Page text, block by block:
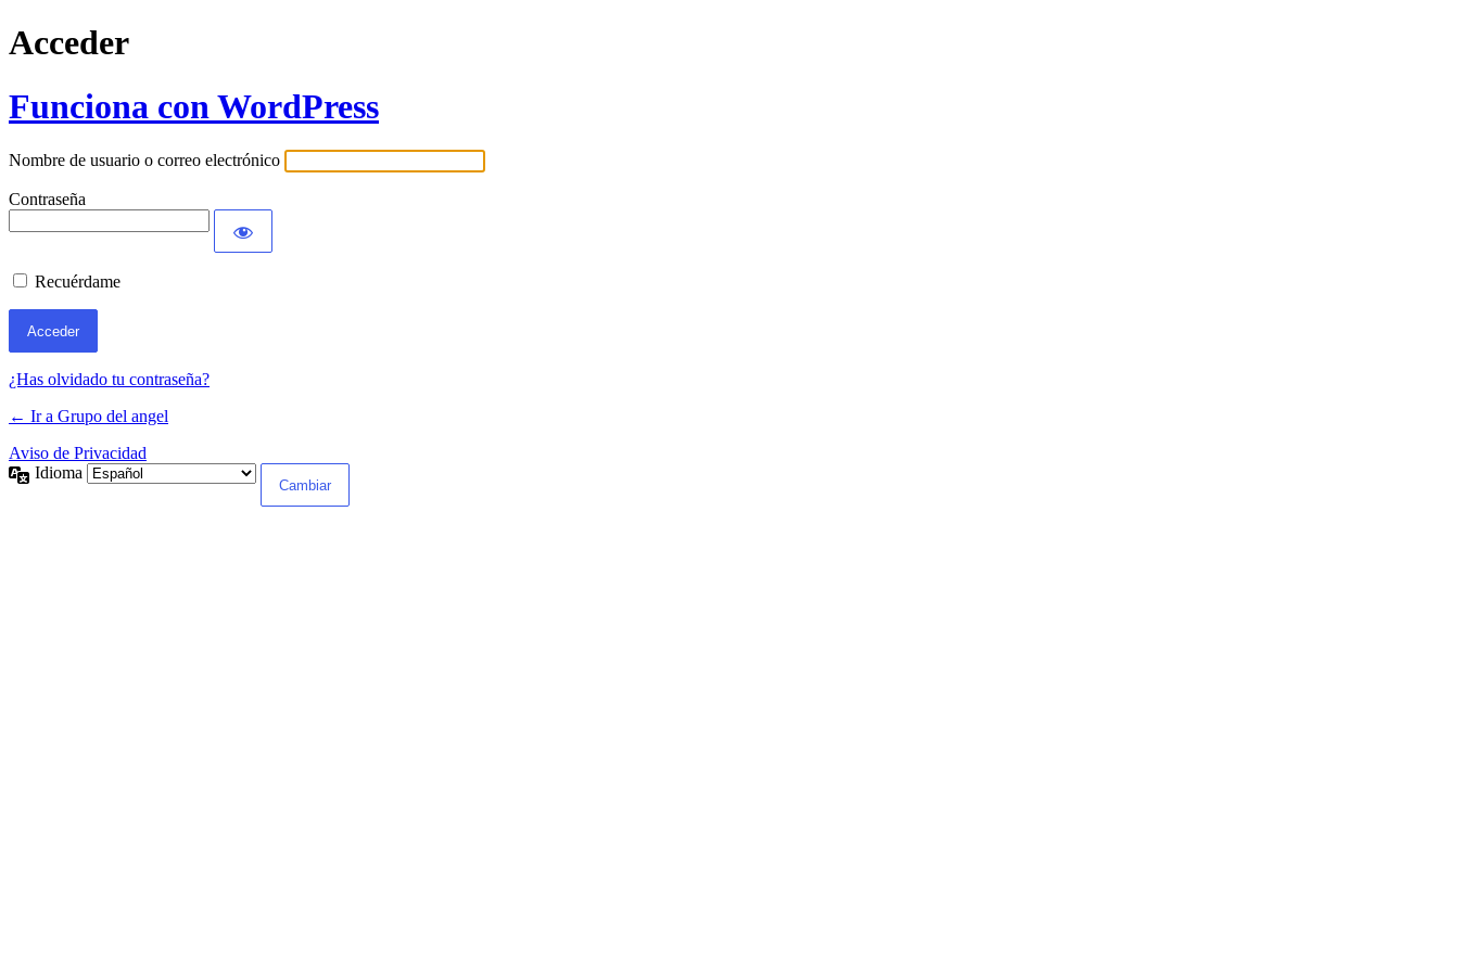
Acceder
Funciona con WordPress
Nombre de usuario o correo electrónico
Contraseña
Recuérdame
¿Has olvidado tu contraseña?
← Ir a Grupo del angel
Aviso de Privacidad
Idioma